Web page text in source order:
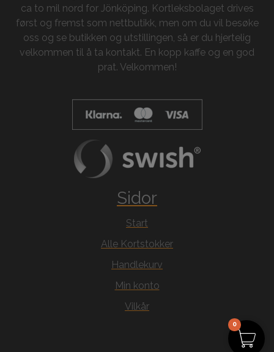
ca to mil nord for Jönköping. Kortleksbolaget drives
først og fremst som nettbutikk, men om du vil besøke
oss og se butikken og utstillingen, så er du hjertelig
velkommen til å ta kontakt. En kopp kaffe og en god
prat. Velkommen!
Sidor
Start
Alle Kortstokker
Handlekurv
Min konto
Vilkår
0